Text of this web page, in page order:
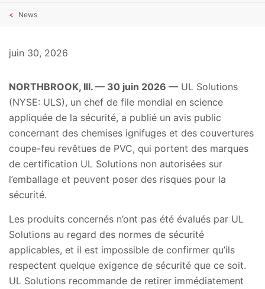
News
juin 30, 2026
NORTHBROOK, Ill. — 30 juin 2026 — UL Solutions
(NYSE: ULS), un chef de file mondial en science
appliquée de la sécurité, a publié un avis public
concernant des chemises ignifuges et des couvertures
coupe-feu revêtues de PVC, qui portent des marques
de certification UL Solutions non autorisées sur
l’emballage et peuvent poser des risques pour la
sécurité.
Les produits concernés n’ont pas été évalués par UL
Solutions au regard des normes de sécurité
applicables, et il est impossible de confirmer qu’ils
respectent quelque exigence de sécurité que ce soit.
UL Solutions recommande de retirer immédiatement